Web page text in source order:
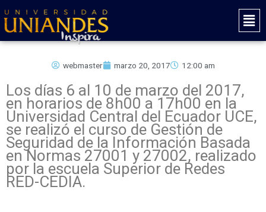
al
contenido
Main
webmaster marzo 20, 2017 12:00 am
Los días 6 al 10 de marzo del 2017,
en horarios de 8h00 a 17h00 en la
Universidad Central del Ecuador UCE,
se realizó el curso de Gestión de
Seguridad de la Información Basada
en Normas 27001 y 27002, realizado
por la escuela Superior de Redes
RED-CEDIA.